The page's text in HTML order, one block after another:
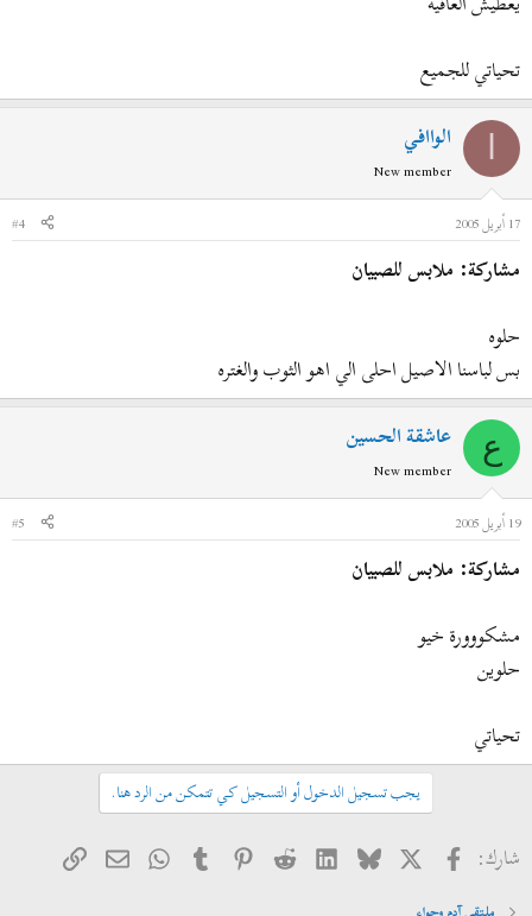
تحياتي للجميع
الواافي
New member
17 أبريل 2005
#4
مشاركة: ملابس للصبيان
حلوه
بس لباسنا الاصيل احلى الي اهو الثوب والغتره
ع عاشقة الحسين
New member
19 أبريل 2005
#5
مشاركة: ملابس للصبيان
مشكووورة خيو
حلوين
تحياتي
يجب تسجيل الدخول أو التسجيل كي تتمكن من الرد هنا.
شارك: فيسبوك
X
Bluesky
LinkedIn
Reddit
Pinterest
Tumblr
WhatsApp
البريدالرابط